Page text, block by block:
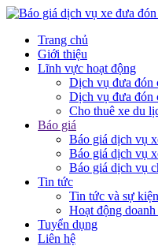
Trang chủ
Giới thiệu
Lĩnh vực hoạt động
Dịch vụ đưa đón
Dịch vụ đưa đón
Cho thuê xe du
Báo giá
Báo giá dịch vụ
Báo giá dịch vụ
Báo giá dịch vụ
Tin tức
Tin tức và sự kiện
Hoạt động
Tuyển dụng
Liên hệ